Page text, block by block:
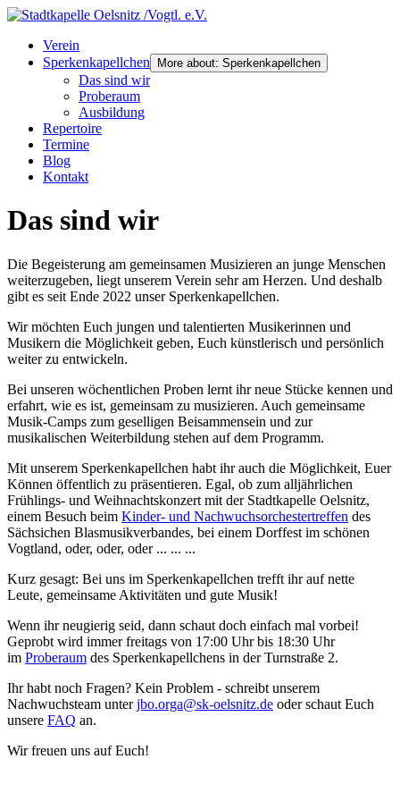
Verein
Sperkenkapellchen
More about: Sperkenkapellchen
Das sind wir
Proberaum
Ausbildung
Repertoire
Termine
Blog
Kontakt
Das sind wir
Die Begeisterung am gemeinsamen Musizieren an junge Menschen
weiterzugeben, liegt unserem Verein sehr am Herzen. Und deshalb
gibt es seit Ende 2022 unser Sperkenkapellchen.
Wir möchten Euch jungen und talentierten Musikerinnen und
Musikern die Möglichkeit geben, Euch künstlerisch und persönlich
weiter zu entwickeln.
Bei unseren wöchentlichen Proben lernt ihr neue Stücke kennen und
erfahrt, wie es ist, gemeinsam zu musizieren. Auch gemeinsame
Musik-Camps zum geselligen Beisammensein und zur
musikalischen Weiterbildung stehen auf dem Programm.
Mit unserem Sperkenkapellchen habt ihr auch die Möglichkeit, Euer
Können öffentlich zu präsentieren. Egal, ob zum alljährlichen
Frühlings- und Weihnachtskonzert mit der Stadtkapelle Oelsnitz,
einem Besuch beim Kinder- und Nachwuchsorchestertreffen des
Sächsichen Blasmusikverbandes, bei einem Dorffest im schönen
Vogtland, oder, oder, oder ... ... ...
Kurz gesagt: Bei uns im Sperkenkapellchen trefft ihr auf nette
Leute, gemeinsame Aktivitäten und gute Musik!
Wenn ihr neugierig seid, dann schaut doch einfach mal vorbei!
Geprobt wird immer freitags von 17:00 Uhr bis 18:30 Uhr
im Proberaum des Sperkenkapellchens in der Turnstraße 2.
Ihr habt noch Fragen? Kein Problem - schreibt unserem
Nachwuchsteam unterjbo.orga@sk-oelsnitz.de oder schaut Euch
unsere FAQ an.
Wir freuen uns auf Euch!